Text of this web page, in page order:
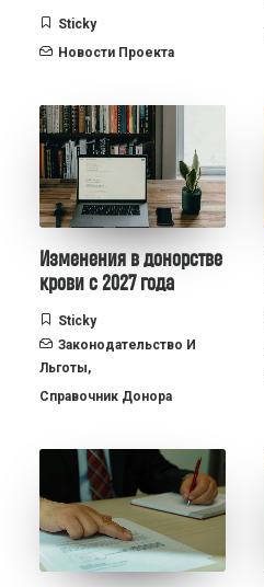
Sticky
Новости Проекта
Изменения в донорстве
крови с 2027 года
Sticky
Законодательство И
Льготы,
Справочник Донора